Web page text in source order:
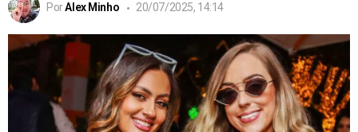
PorAlex Minho 20/07/2025, 14:14